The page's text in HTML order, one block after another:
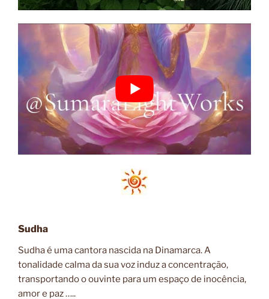
Sudha
Sudha é uma cantora nascida na Dinamarca.A
tonalidade calma da sua voz induz a concentração,
transportando o ouvinte para um espaço de inocência,
amor e paz …..